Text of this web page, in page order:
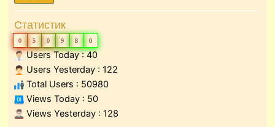
Статистик
0 5 0 9 8 0
Users Today : 40
Users Yesterday : 122
Total Users : 50980
Views Today : 50
Views Yesterday : 128